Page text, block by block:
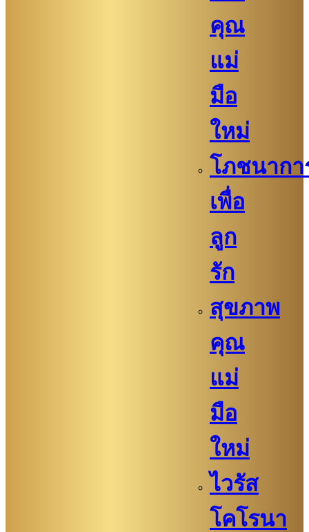
คุณ
แม่
มือ
ใหม่
โภชนากา
เพื่อ
ลูก
รัก
สุขภาพ
คุณ
แม่
มือ
ใหม่
ไวรัส
โคโรนา